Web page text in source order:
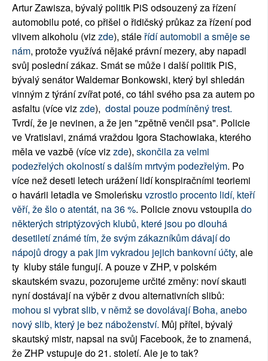
Artur Zawisza, bývalý politik PiS odsouzený za řízení
automobilu poté, co přišel o řidičský průkaz za řízení pod
vlivem alkoholu (vizzde), stáleřídí automobil a směje se
nám, protože využívá nějaké právní mezery, aby napadl
svůj poslední zákaz. Smát se může i další politik PiS,
bývalý senátor Waldemar Bonkowski, který byl shledán
vinným z týrání zvířat poté, co táhl svého psa za autem po
asfaltu (více vizzde), dostal pouze podmíněný trest.
Tvrdí, že je nevinen, a že jen "zpětně venčil psa". Policie
ve Vratislavi, známá vraždou Igora Stachowiaka, kterého
měla ve vazbě (více vizzde), skončila za velmi
podezřelých okolností s dalším mrtvým podezřelým. Po
více než deseti letech urážení lidí konspiračními teoriemi
o havárii letadla ve Smoleńsku vzrostlo procento lidí, kteří
věří, že šlo o atentát, na 36 %. Policie znovu vstoupilado
některých striptýzových klubů, které jsou po dlouhá
desetiletí známé tím, že svým zákazníkům dávají do
nápojů drogy a pak jim vykradou jejich bankovní účty, ale
ty kluby stále fungují. A pouze v ZHP, v polském
skautském svazu, pozorujeme určité změny: noví skauti
nyní dostávají na výběr z dvou alternativních slibů:
mohou si vybrat slib, v němž se dovolávají Boha, anebo
nový slib, který je bez náboženství. Můj přítel, bývalý
skautský mistr, napsal na svůj Facebook, že to znamená,
že ZHP vstupuje do 21. století. Ale je to tak?